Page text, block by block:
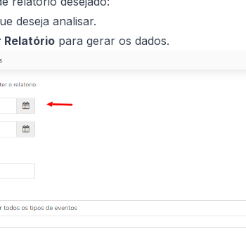
deseja analisar.
Relatóriopara gerar os dados.